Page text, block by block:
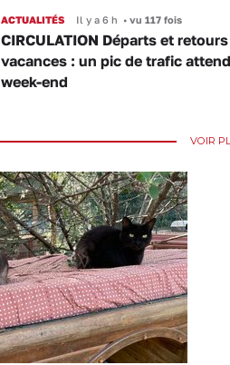
ACTUALITÉS Il y a 6 h •vu 117 fois
CIRCULATION Départs et
vacances : un pic de trafic
week-end
VOIR